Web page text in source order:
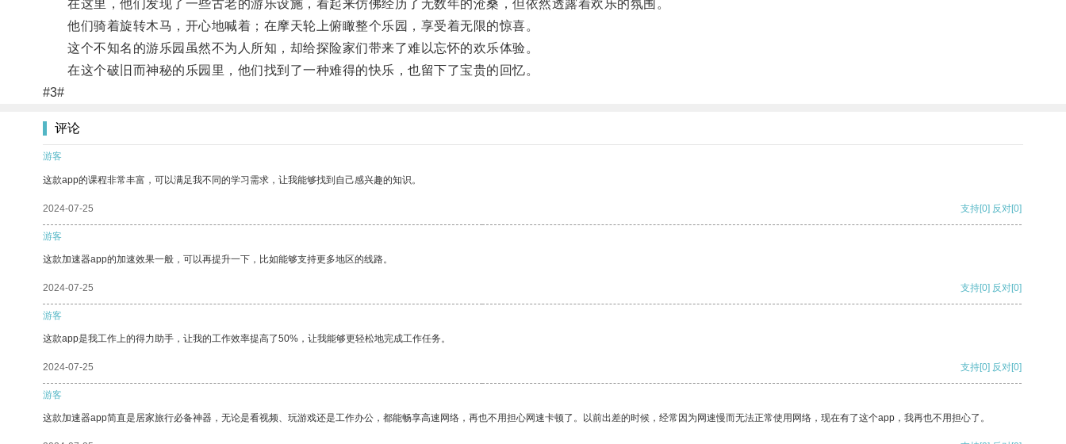
在这里，他们发现了一些古老的游乐设施，看起来仿佛经历了无数年的沧桑，但依然透露着欢乐的氛围。
他们骑着旋转木马，开心地喊着；在摩天轮上俯瞰整个乐园，享受着无限的惊喜。
这个不知名的游乐园虽然不为人所知，却给探险家们带来了难以忘怀的欢乐体验。
在这个破旧而神秘的乐园里，他们找到了一种难得的快乐，也留下了宝贵的回忆。
#3#
评论
游客
这款app的课程非常丰富，可以满足我不同的学习需求，让我能够找到自己感兴趣的知识。
2024-07-25 支持[0] 反对[0]
游客
这款加速器app的加速效果一般，可以再提升一下，比如能够支持更多地区的线路。
2024-07-25 支持[0] 反对[0]
游客
这款app是我工作上的得力助手，让我的工作效率提高了50%，让我能够更轻松地完成工作任务。
2024-07-25 支持[0] 反对[0]
游客
这款加速器app简直是居家旅行必备神器，无论是看视频、玩游戏还是工作办公，都能畅享高速网络，再也不用担心网速卡顿了。以前出差的时候，经常因为网速慢而无法正常使用网络，现在有了这个app，我再也不用担心了。